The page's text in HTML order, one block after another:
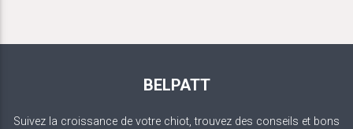
BELPATT
Suivez la croissance de votre chiot, trouvez des conseils et bons